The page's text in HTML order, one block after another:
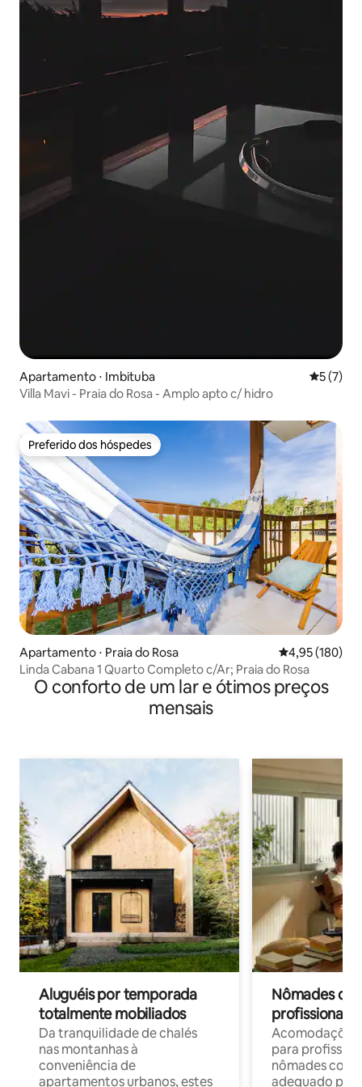
Apartamento ⋅ Imbituba 5 de
5 (7)
Villa Mavi - Praia do Rosa - Amplo apto c/ hidro
Preferido dos hóspedes
Preferido dos hóspedes
Apartamento ⋅ Praia do Rosa 4,95 de uma
4,95 (180)
Linda Cabana 1 Quarto Completo c/Ar; Praia do Rosa
O conforto de um lar e ótimos preços
mensais
Aluguéis por temporada
totalmente mobiliados
Da tranquilidade de chalés
nas montanhas à
conveniência de
apartamentos urbanos, estes
Nômades
profissionais
para
nômades com
adequado